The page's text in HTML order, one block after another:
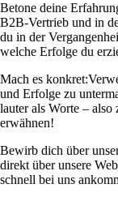
Betone deine
B2B-Vertrieb und in
du in der
welche Erfolge du
Mach es konkret:
und Erfolge zu
lauter als Worte –
erwähnen!
Bewirb dich über
direkt über unsere
schnell bei uns